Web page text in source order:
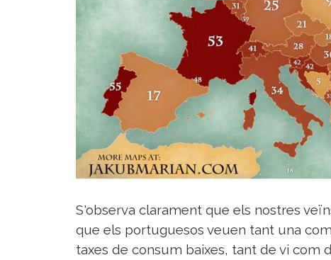
S'observa clarament que els nostres
que els portuguesos veuen tant una
taxes de consum baixes, tant de vi com